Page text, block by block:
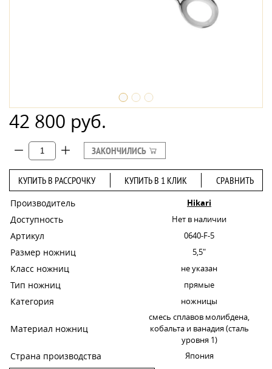
42 800 руб.
ЗАКОНЧИЛИСЬ
КУПИТЬ В РАССРОЧКУ КУПИТЬ В 1 КЛИК СРАВНИТЬ
Производитель Hikari
Доступность Нет в наличии
Артикул 0640-F-5
Размер ножниц 5,5"
Класс ножниц не указан
Тип ножниц прямые
Категория ножницы
Материал ножниц
смесь сплавов молибдена,
кобальта и ванадия (сталь
уровня 1)
Страна производства Япония